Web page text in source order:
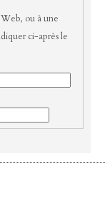
ou à une
ci-après le